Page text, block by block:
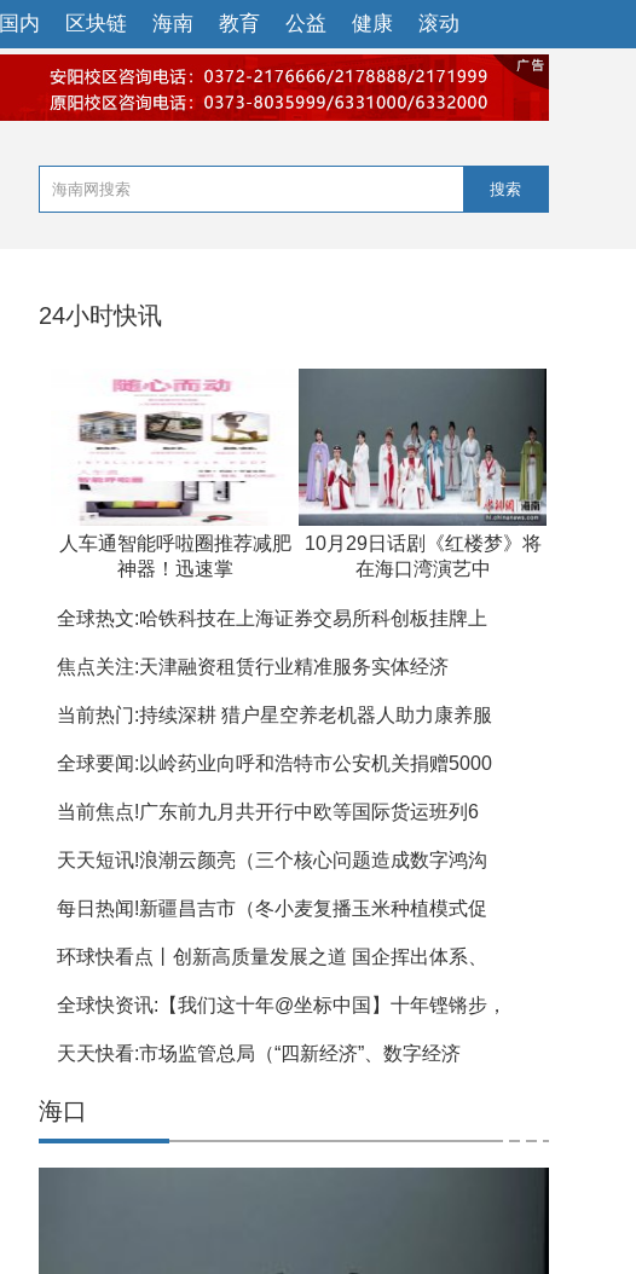
国内 区块链 海南 教育 公益 健康 滚动
搜索
24小时快讯
人车通智能呼啦圈推荐减肥
神器！迅速掌
10月29日话剧《红楼梦》将
在海口湾演艺中
全球热文:哈铁科技在上海证券交易所科创板挂牌上
焦点关注:天津融资租赁行业精准服务实体经济
当前热门:持续深耕 猎户星空养老机器人助力康养服
全球要闻:以岭药业向呼和浩特市公安机关捐赠5000
当前焦点!广东前九月共开行中欧等国际货运班列6
天天短讯!浪潮云颜亮（三个核心问题造成数字鸿沟
每日热闻!新疆昌吉市（冬小麦复播玉米种植模式促
环球快看点丨创新高质量发展之道 国企挥出体系、
全球快资讯:【我们这十年@坐标中国】十年铿锵步，
天天快看:市场监管总局（“四新经济”、数字经济
海口